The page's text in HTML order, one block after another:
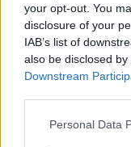
your opt-out. You
disclosure of your
IAB’s list of
also be disclosed
Downstream
Please note that
Personal Data
2022. november 25.
Előzetes:
durva dolgokat
a kékek